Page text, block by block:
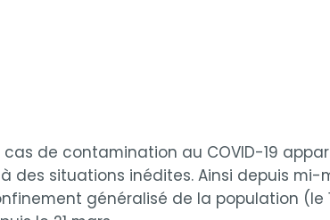
de contamination au COVID-19
situations inédites. Ainsi depuis
généralisé de la population